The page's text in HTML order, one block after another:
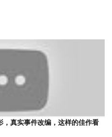
，真实事件改编，这样的佳作看